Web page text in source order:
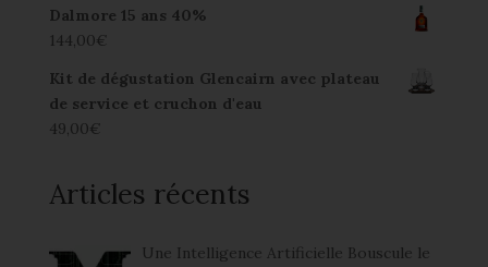
Dalmore 15 ans 40%
144,00€
Kit de dégustation Glencairn avec plateau
de service et cruchon d'eau
49,00€
Articles récents
Une Intelligence Artificielle Bouscule le